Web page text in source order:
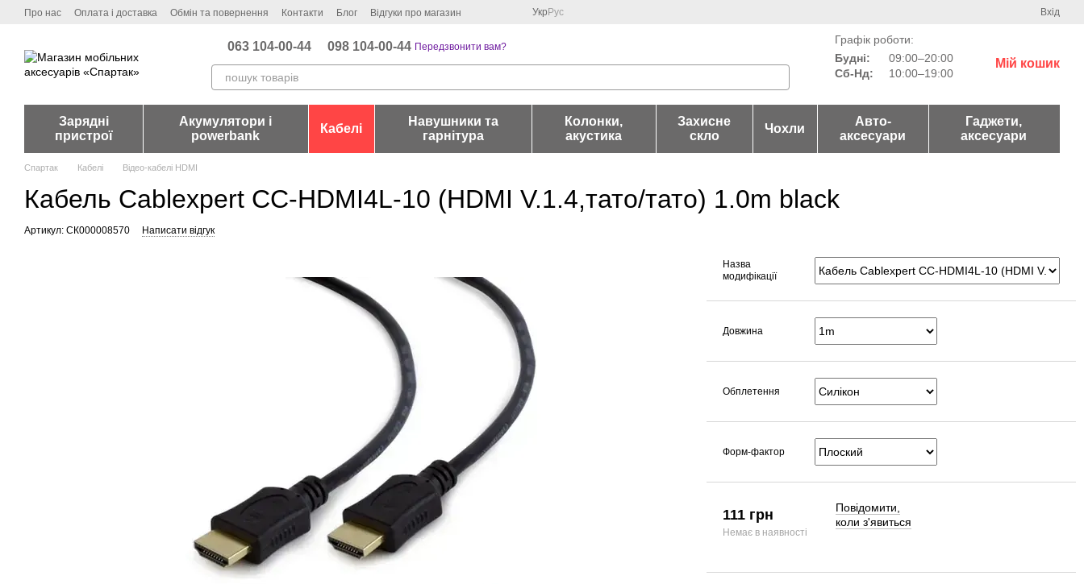
Перейти до основного контенту
Про нас Оплата і доставка Обмін та повернення Контакти Блог Відгуки про магазин Укр Рус Вхід
063 104-00-44 098 104-00-44 Передзвонити вам?
Графік роботи:
Будні:
09:00–20:00
Сб-Нд:
10:00–19:00
Мій кошик
Зарядні
пристрої
Акумулятори і
powerbank
Кабелі
Навушники та
гарнітура
Колонки,
акустика
Захисне
скло
Чохли
Авто-
аксесуари
Гаджети,
аксесуари
Спартак Кабелі Відео-кабелі HDMI
Кабель Cablexpert CC-HDMI4L-10 (HDMI V.1.4,тато/тато) 1.0m black
Артикул: СК000008570 Написати відгук
Назва
модифікації
Довжина
Обплетення
Форм-фактор
111 грн
Немає в наявності
Повідомити,
коли з'явиться